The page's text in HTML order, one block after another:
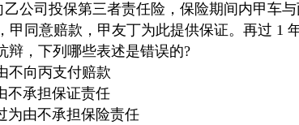
乙公司投保第三者责任险，保险期间内甲车
甲同意赔款，甲友丁为此提供保证。再过 1
辩，下列哪些表述是错误的?
不向丙支付赔款
不承担保证责任
为由不承担保险责任